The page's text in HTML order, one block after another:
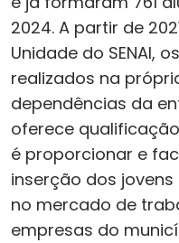
2024. A partir de
Unidade do SENAI,
realizados na
dependências da
oferece
é proporcionar e
inserção dos
no mercado de
empresas do